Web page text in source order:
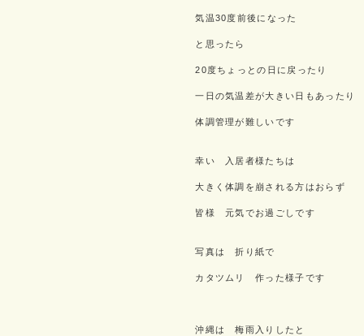
気温30度前後になった
と思ったら
20度ちょっとの日に戻ったり
一日の気温差が大きい日もあったり
体調管理が難しいです
幸い 入居者様たちは
大きく体調を崩される方はおらず
皆様 元気でお過ごしです
写真は 折り紙で
カタツムリ 作った様子です
沖縄は 梅雨入りしたと